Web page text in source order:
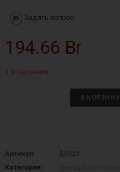
Задать вопрос
194.66 Br
1 в наличии
В КОРЗИНУ
Артикул:
BJ5829
Категория:
,